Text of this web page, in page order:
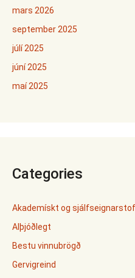
mars 2026
september 2025
júlí 2025
júní 2025
maí 2025
Categories
Akademískt og
Alþjóðlegt
Bestu vinnubrögð
Gervigreind